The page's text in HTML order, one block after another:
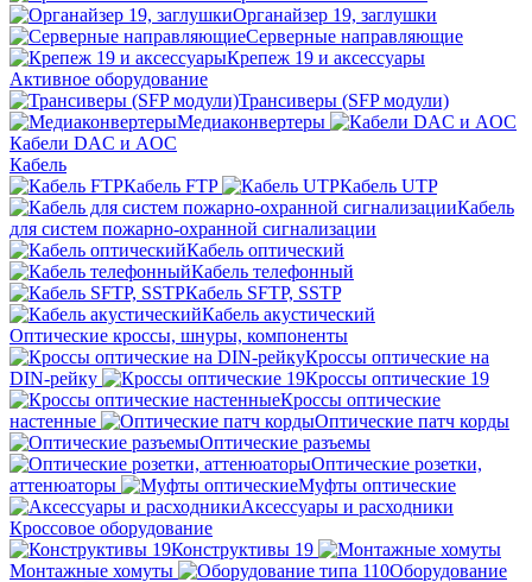
Органайзер 19, заглушки
Серверные направляющие
Крепеж 19 и аксессуары
Активное оборудование
Трансиверы (SFP модули)
Медиаконвертеры
Кабели DAC и AOC
Кабель
Кабель FTP
Кабель UTP
Кабель
для систем пожарно-охранной сигнализации
Кабель оптический
Кабель телефонный
Кабель SFTP, SSTP
Кабель акустический
Оптические кроссы, шнуры, компоненты
Кроссы оптические на
DIN-рейку
Кроссы оптические 19
Кроссы оптические
настенные
Оптические патч корды
Оптические разъемы
Оптические розетки,
аттенюаторы
Муфты оптические
Аксессуары и расходники
Кроссовое оборудование
Конструктивы 19
Монтажные хомуты
Оборудование